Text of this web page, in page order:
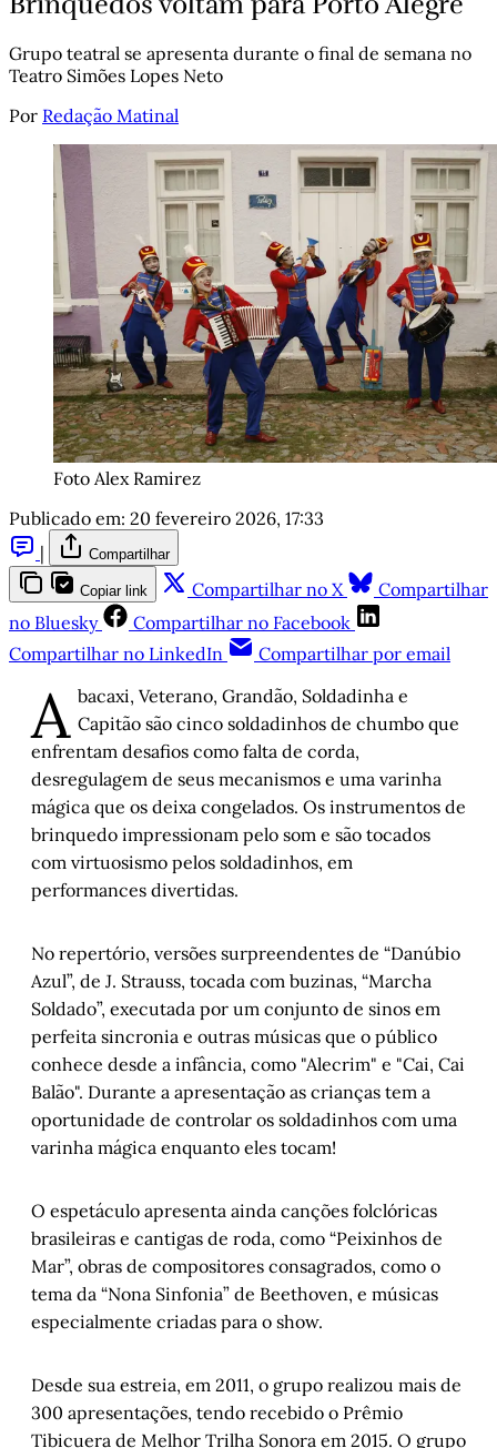
Grupo teatral se apresenta durante o final de semana no
Teatro Simões Lopes Neto
Por Redação Matinal
Foto Alex Ramirez
Publicado em: 20 fevereiro 2026, 17:33
|
Compartilhar
Copiar link Compartilhar no X
Compartilhar
no Bluesky
Compartilhar no Facebook
Compartilhar no LinkedIn
Compartilhar por email
A bacaxi, Veterano, Grandão, Soldadinha e
Capitão são cinco soldadinhos de chumbo que
enfrentam desafios como falta de corda,
desregulagem de seus mecanismos e uma varinha
mágica que os deixa congelados. Os instrumentos de
brinquedo impressionam pelo som e são tocados
com virtuosismo pelos soldadinhos, em
performances divertidas.
No repertório, versões surpreendentes de “Danúbio
Azul”, de J. Strauss, tocada com buzinas, “Marcha
Soldado”, executada por um conjunto de sinos em
perfeita sincronia e outras músicas que o público
conhece desde a infância, como "Alecrim" e "Cai, Cai
Balão". Durante a apresentação as crianças tem a
oportunidade de controlar os soldadinhos com uma
varinha mágica enquanto eles tocam!
O espetáculo apresenta ainda canções folclóricas
brasileiras e cantigas de roda, como “Peixinhos de
Mar”, obras de compositores consagrados, como o
tema da “Nona Sinfonia” de Beethoven, e músicas
especialmente criadas para o show.
Desde sua estreia, em 2011, o grupo realizou mais de
300 apresentações, tendo recebido o Prêmio
Tibicuera de Melhor Trilha Sonora em 2015. O grupo